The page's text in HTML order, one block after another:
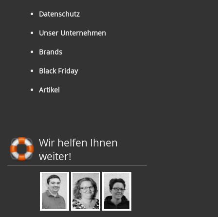
Datenschutz
Unser Unternehmen
Brands
Black Friday
Artikel
Wir helfen Ihnen
weiter!